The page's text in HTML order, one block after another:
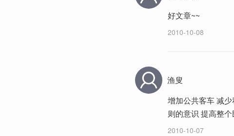
好文章~~
2010-10-08
渔叟
增加公共客车 减
则的意识 提高整
2010-10-07